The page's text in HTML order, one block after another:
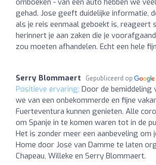
omboeken - van een auto hebben we
gehad. Jose geeft duidelijke informatie,
als je reis eenmaal geboekt is, reageert
herinnert je aan zaken die je
zou moeten afhandelen. Echt een hele
Serry Blommaert Gepubliceerd op
Positieve ervaring: Door de bemiddeling
we van een onbekommerde en fijne
Fuerteventura kunnen genieten. Alle
om Spanje in te komen waren tot in de
Het is zonder meer een aanbeveling om
Home door José van Damme te laten
Chapeau, Willeke en Serry Blommaert.